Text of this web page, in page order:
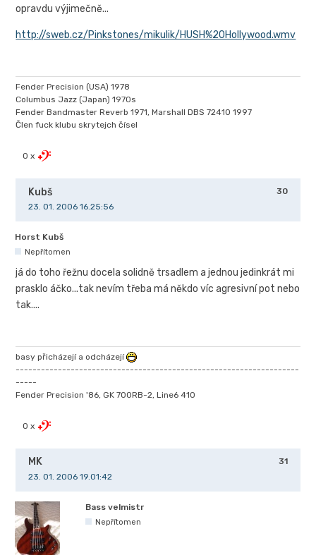
opravdu výjimečně...
http://sweb.cz/Pinkstones/mikulik/HUSH%20Hollywood.wmv
Fender Precision (USA) 1978
Columbus Jazz (Japan) 1970s
Fender Bandmaster Reverb 1971, Marshall DBS 72410 1997
Člen fuck klubu skrytejch čísel
0 x
30
Kubš
23. 01. 2006 16.25:56
Horst Kubš
Nepřítomen
já do toho řežnu docela solidně trsadlem a jednou jedinkrát mi
prasklo áčko...tak nevím třeba má někdo víc agresivní pot nebo
tak....
basy přicházejí a odcházejí
-------------------------------------------------------------------
-----
Fender Precision '86, GK 700RB-2, Line6 410
0 x
31
MK
23. 01. 2006 19.01:42
Bass velmistr
Nepřítomen